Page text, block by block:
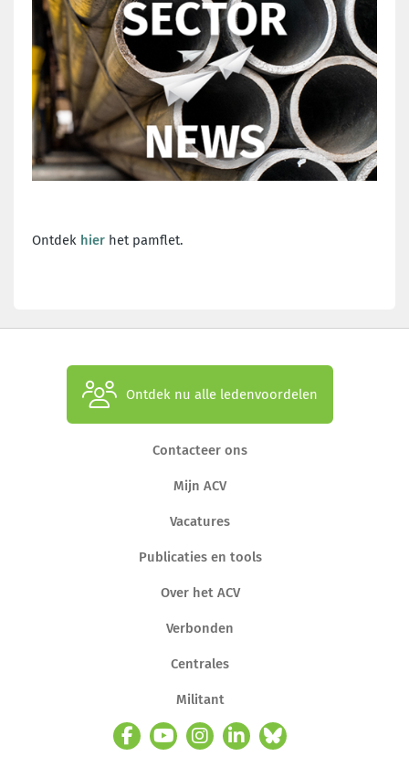
Ontdek hier het pamflet.
Ontdek nu alle ledenvoordelen
Contacteer ons
Mijn ACV
Vacatures
Publicaties en tools
Over het ACV
Verbonden
Centrales
Militant